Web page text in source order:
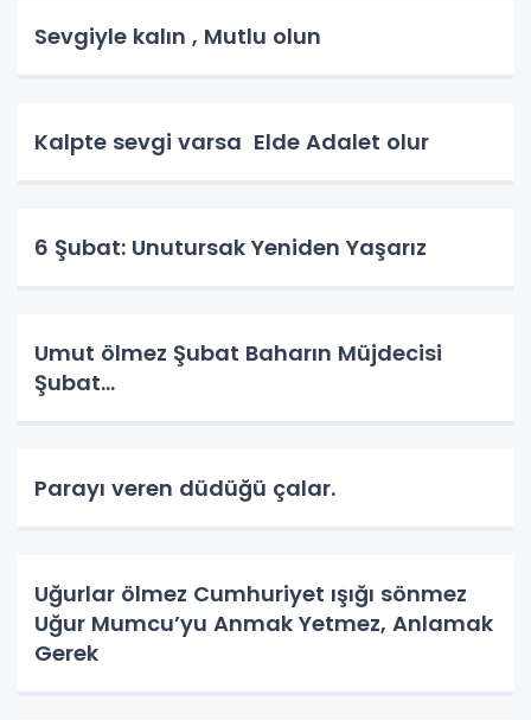
Sevgiyle kalın , Mutlu olun
Kalpte sevgi varsa Elde Adalet olur
6 Şubat: Unutursak Yeniden Yaşarız
Umut ölmez Şubat Baharın Müjdecisi
Şubat…
Parayı veren düdüğü çalar.
Uğurlar ölmez Cumhuriyet ışığı sönmez
Uğur Mumcu’yu Anmak Yetmez, Anlamak
Gerek